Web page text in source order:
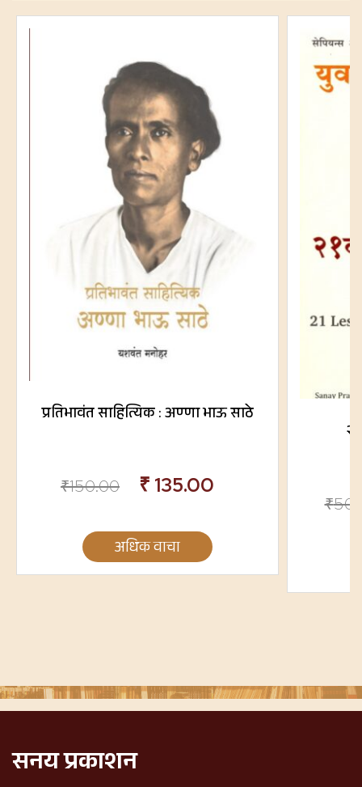
प्रतिभावंत साहित्यिक : अण्णा भाऊ साठे
₹150.00 ₹ 135.00
अधिक वाचा
₹
सनय प्रकाशन